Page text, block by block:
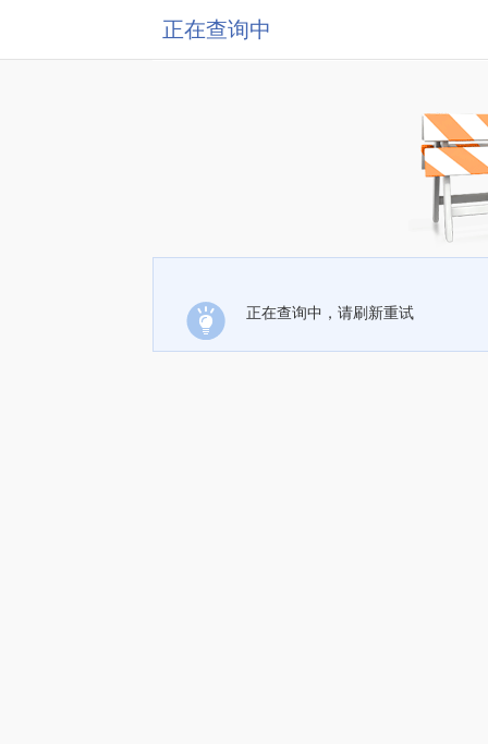
正在查询中
正在查询中，请刷新重试